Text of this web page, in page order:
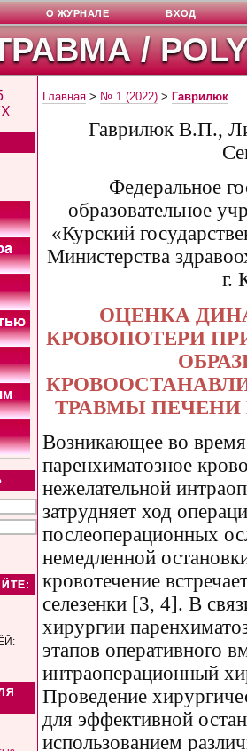
/
О ЖУРНАЛЕ ВХОД
Главная > № 1 (2022) > Гаврилюк
Гаврилюк В.П.,
Федеральное
образовательное
«Курский
Министерства
г.
ОЦЕНКА
КРОВОПОТЕРИ
ТРАВМЫ ПЕЧЕНИ
Возникающее во время
паренхиматозное
нежелательной
затрудняет ход
послеоперационных
немедленной
кровотечение
селезенки [3, 4]. В
хирургии
этапов оперативного
интраоперационный
Проведение
для эффективной
использованием